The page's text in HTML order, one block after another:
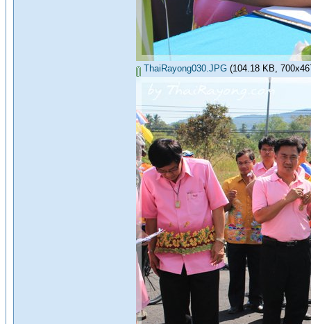
ThaiRayong030.JPG (104.18 KB,